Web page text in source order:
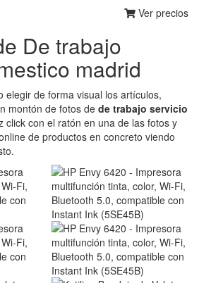
Ver precios
De trabajo
madrid
elegir de forma visual los artículos,
montón de fotos de de trabajo servicio
click con el ratón en una de las fotos y
de productos en concreto viendo